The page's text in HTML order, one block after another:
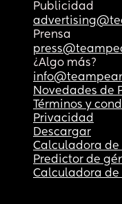
Publicidad
Prensa
¿Algo más?
Novedades de
Términos y
Privacidad
Descargar
Calculadora
Predictor de
Calculadora de